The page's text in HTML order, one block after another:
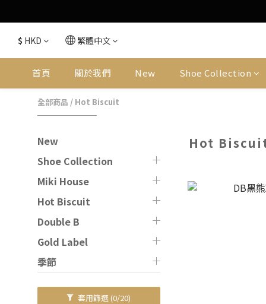
$ HKD 繁體中文
首頁 關於我們 New Shoe Collection
全部商品 / Hot Biscuit
New
Shoe Collection
Miki House
Hot Biscuit
Double B
Gold Label
季節
套用篩選(0/20)
Hot